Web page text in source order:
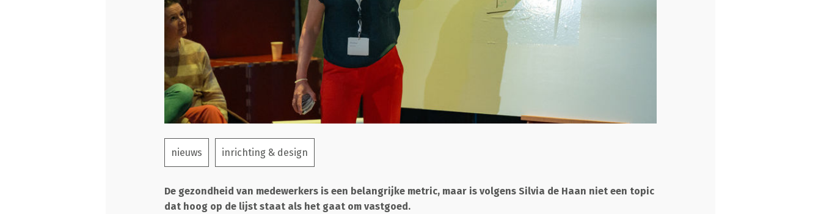
nieuws inrichting & design
De gezondheid van medewerkers is een belangrijke metric, maar is volgens Silvia de Haan niet een topic
dat hoog op de lijst staat als het gaat om vastgoed.